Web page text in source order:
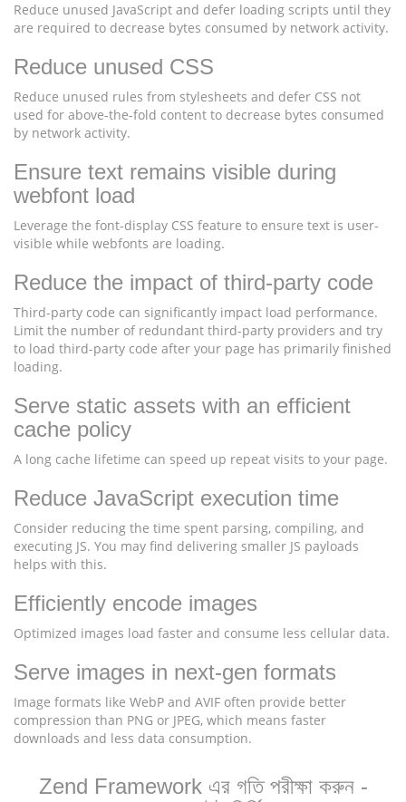
Reduce unused JavaScript and defer loading scripts until they
are required to decrease bytes consumed by network activity.
Reduce unused CSS
Reduce unused rules from stylesheets and defer CSS not
used for above-the-fold content to decrease bytes consumed
by network activity.
Ensure text remains visible during
webfont load
Leverage the font-display CSS feature to ensure text is user-
visible while webfonts are loading.
Reduce the impact of third-party code
Third-party code can significantly impact load performance.
Limit the number of redundant third-party providers and try
to load third-party code after your page has primarily finished
loading.
Serve static assets with an efficient
cache policy
A long cache lifetime can speed up repeat visits to your page.
Reduce JavaScript execution time
Consider reducing the time spent parsing, compiling, and
executing JS. You may find delivering smaller JS payloads
helps with this.
Efficiently encode images
Optimized images load faster and consume less cellular data.
Serve images in next-gen formats
Image formats like WebP and AVIF often provide better
compression than PNG or JPEG, which means faster
downloads and less data consumption.
Zend Framework এর গতি পরীক্ষা করুন -